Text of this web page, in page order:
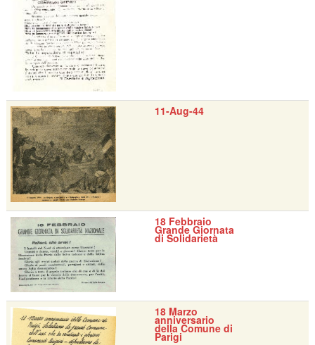
11-Aug-44
18 Febbraio
Grande Giornata
di Solidarietà
18 Marzo
anniversario
della Comune di
Parigi